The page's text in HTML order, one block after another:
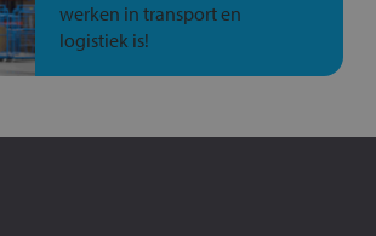
werken in transport en
logistiek is!